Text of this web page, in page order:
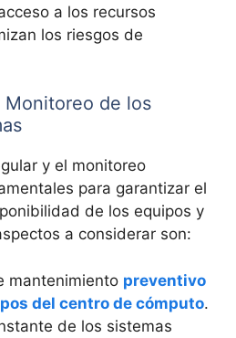
a los recursos
los riesgos de
de los
y el monitoreo
para garantizar el
de los equipos y
a considerar son:
mantenimiento preventivo
del centro de cómputo.
de los sistemas